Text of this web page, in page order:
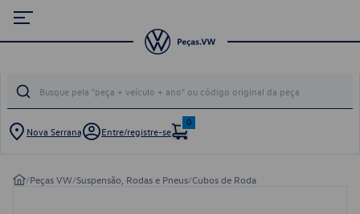
Nova Serrana Entre/registre-se
0
/Peças VW/Suspensão, Rodas e Pneus/Cubos de Roda